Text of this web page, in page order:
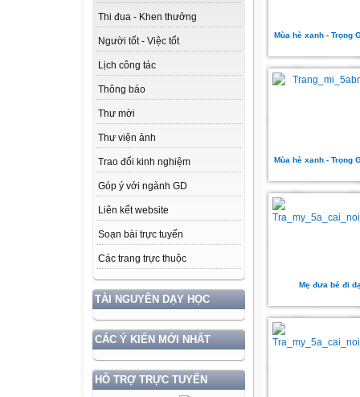
Thi đua - Khen thưởng
Người tốt - Việc tốt
Lịch công tác
Thông báo
Thư mời
Thư viện ảnh
Trao đổi kinh nghiệm
Góp ý với ngành GD
Liên kết website
Soạn bài trực tuyến
Các trang trực thuộc
TÀI NGUYÊN DẠY HỌC
CÁC Ý KIẾN MỚI NHẤT
HỖ TRỢ TRỰC TUYẾN
Mùa hè xanh - Trọng
Mùa hè xanh - Trọng
Mẹ đưa bé đi